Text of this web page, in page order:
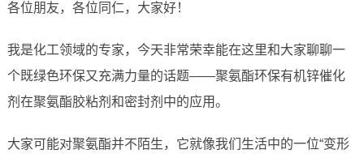
各位朋友，各位同仁，大家好！
我是化工领域的专家，今天非常荣幸能在这里和大家聊聊一
个既绿色环保又充满力量的话题——聚氨酯环保有机锌催化
剂在聚氨酯胶粘剂和密封剂中的应用。
大家可能对聚氨酯并不陌生，它就像我们生活中的一位“变形